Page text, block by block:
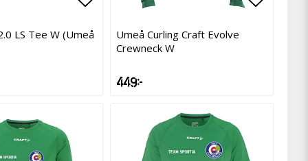
Lägg till i favoritlistan
Lägg till i favoritlistan
LS Tee W (Umeå
Umeå Curling Craft Evolve
Crewneck W
449 kr